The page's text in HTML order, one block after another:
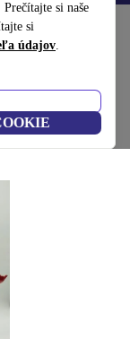
si naše
si
údajov.
Spider-